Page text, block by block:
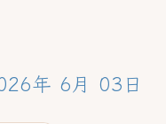
年 6月 03日